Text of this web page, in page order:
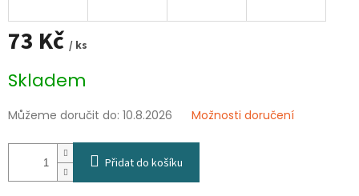
73 Kč / ks
cena:
Skladem
Můžeme doručit do: 10.8.2026 Možnosti doručení
Přidat do košíku